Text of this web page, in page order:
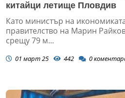
китайци летище Пловдив
Като министър на
правителство на Марин
срещу 79 м...
01 март 25 442 0